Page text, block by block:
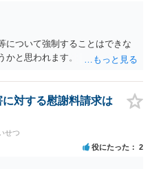
について強制することはできな
と思われます。
対する慰謝料請求は
せつ
役にたった 2